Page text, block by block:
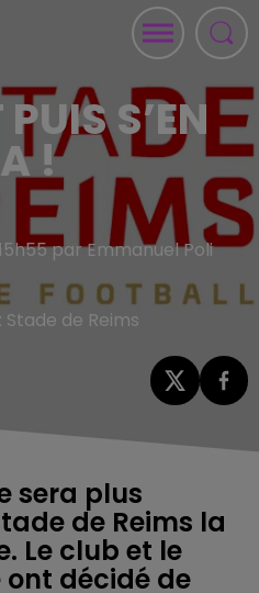
S’EN
!
par Emmanuel Poli
Stade de Reims
sera plus
de Reims la
Le club et le
décidé de